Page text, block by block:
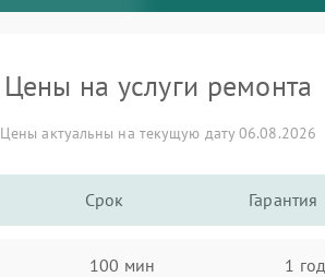
Цены на услуги ремонта
Цены актуальны на текущую дату 06.08.2026
Срок Гарантия
100 мин 1 год